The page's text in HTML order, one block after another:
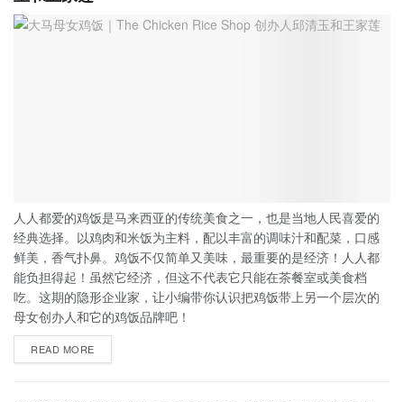
人人都爱的鸡饭是马来西亚的传统美食之一，也是当地人民喜爱的
经典选择。以鸡肉和米饭为主料，配以丰富的调味汁和配菜，口感
鲜美，香气扑鼻。鸡饭不仅简单又美味，最重要的是经济！人人都
能负担得起！虽然它经济，但这不代表它只能在茶餐室或美食档
吃。这期的隐形企业家，让小编带你认识把鸡饭带上另一个层次的
母女创办人和它的鸡饭品牌吧！
READ MORE